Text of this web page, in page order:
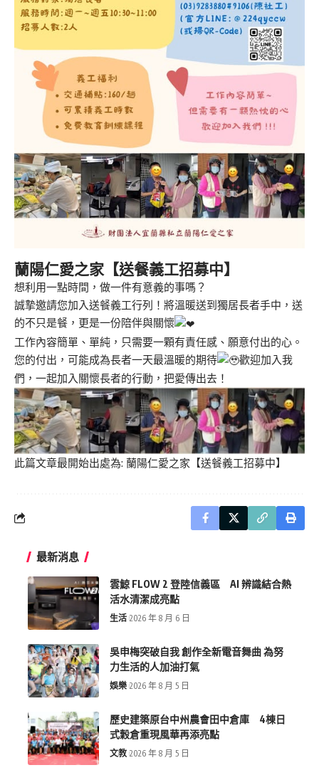
蘭陽仁愛之家 【送餐義工招募中】
想利用一點時間，做一件有意義的事嗎？
誠摯邀請您加入送餐義工行列！將溫暖送到獨居長者手中，送
的不只是餐，更是一份陪伴與關懷
工作內容簡單、單純，只需要一顆有責任感、願意付出的心。
您的付出，可能成為長者一天最溫暖的期待
歡迎加入我
們，一起加入關懷長者的行動，把愛傳出去！
此篇文章最開始出處為: 蘭陽仁愛之家【送餐義工招募中】
最新消息
雲鯨 FLOW 2 登陸信義區 AI 辨識結合熱
活水清潔成亮點
生活 2026 年 8 月 6 日
吳申梅突破自我 創作全新電音舞曲 為努
力生活的人加油打氣
娛樂 2026 年 8 月 5 日
歷史建築原台中州農會田中倉庫 4棟日
式穀倉重現風華再添亮點
文教 2026 年 8 月 5 日